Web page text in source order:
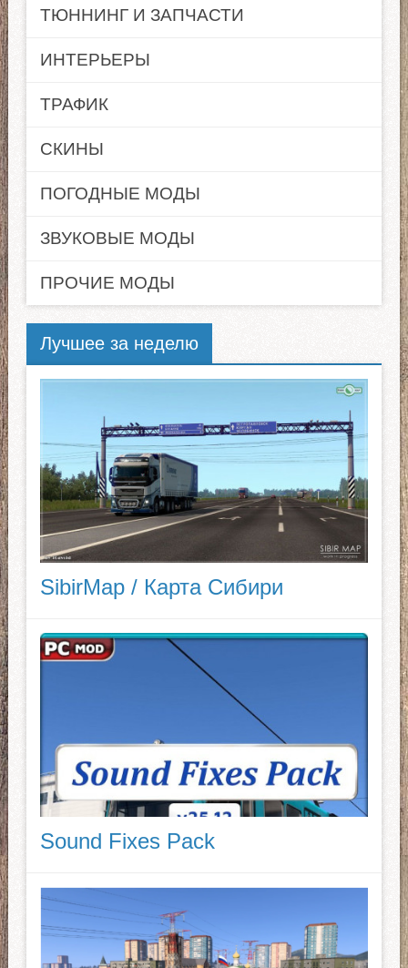
ТЮННИНГ И ЗАПЧАСТИ
ИНТЕРЬЕРЫ
ТРАФИК
СКИНЫ
ПОГОДНЫЕ МОДЫ
ЗВУКОВЫЕ МОДЫ
ПРОЧИЕ МОДЫ
Лучшее за неделю
SibirMap / Карта Сибири
Sound Fixes Pack